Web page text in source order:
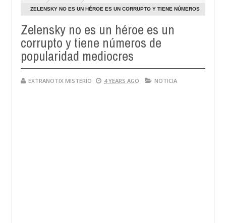
a humanoides enanos robando verduras de sus huertos.
rusa UVB-76, conocida como la radio del fin del mundo volvió a
ZELENSKY NO ES UN HÉROE ES UN CORRUPTO Y TIENE NÚMEROS
Zelensky no es un héroe es un
corrupto y tiene números de
popularidad mediocres
EXTRANOTIX MISTERIO 4 YEARS AGO NOTICIA